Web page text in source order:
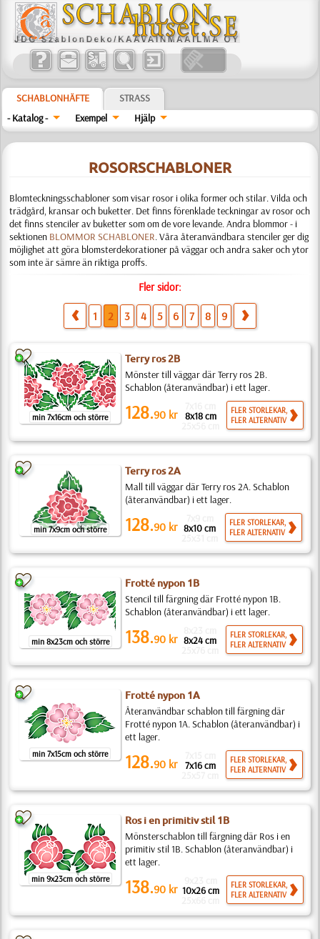
SCHABLONHÄFTE
STRASS
- Katalog -
Exempel Hjälp
ROSORSCHABLONER
Blomteckningsschabloner som visar rosor i olika former och stilar. Vilda och
trädgård, kransar och buketter. Det finns förenklade teckningar av rosor och
det finns stenciler av buketter som om de vore levande. Andra blommor - i
sektionen BLOMMOR SCHABLONER. Våra återanvändbara stenciler ger dig
möjlighet att göra blomsterdekorationer på väggar och andra saker och ytor
som inte är sämre än riktiga proffs.
Fler sidor:
1 2 3 4 5 6 7 8 9
min 7x16cm och större
Terry ros 2B
Mönster till väggar där Terry ros 2B.
Schablon (återanvändbar) i ett lager.
128.90 kr 8x18 cm
FLER STORLEKAR,
FLER ALTERNATIV
min 7x9cm och större
Terry ros 2A
Mall till väggar där Terry ros 2A. Schablon
(återanvändbar) i ett lager.
128.90 kr 8x10 cm
FLER STORLEKAR,
FLER ALTERNATIV
min 8x23cm och större
Frotté nypon 1B
Stencil till färgning där Frotté nypon 1B.
Schablon (återanvändbar) i ett lager.
138.90 kr 8x24 cm
FLER STORLEKAR,
FLER ALTERNATIV
min 7x15cm och större
Frotté nypon 1A
Återanvändbar schablon till färgning där
Frotté nypon 1A. Schablon (återanvändbar) i
ett lager.
128.90 kr 7x16 cm
FLER STORLEKAR,
FLER ALTERNATIV
min 9x23cm och större
Ros i en primitiv stil 1B
Mönsterschablon till färgning där Ros i en
primitiv stil 1B. Schablon (återanvändbar) i
ett lager.
138.90 kr 10x26 cm
FLER STORLEKAR,
FLER ALTERNATIV